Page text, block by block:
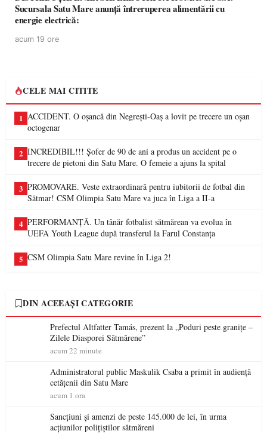
Sucursala Satu Mare anunţă întreruperea alimentării cu
energie electrică:
acum 19 ore
CELE MAI CITITE
1 ACCIDENT. O oșancă din Negrești-Oaș a lovit pe trecere un oșan
octogenar
2 INCREDIBIL!!! Șofer de 90 de ani a produs un accident pe o
trecere de pietoni din Satu Mare. O femeie a ajuns la spital
3 PROMOVARE. Veste extraordinară pentru iubitorii de fotbal din
Sătmar! CSM Olimpia Satu Mare va juca în Liga a II-a
4 PERFORMANȚĂ. Un tânăr fotbalist sătmărean va evolua în
UEFA Youth League după transferul la Farul Constanța
5 CSM Olimpia Satu Mare revine în Liga 2!
DIN ACEEAȘI CATEGORIE
Prefectul Altfatter Tamás, prezent la „Poduri peste granițe –
Zilele Diasporei Sătmărene”
acum 22 minute
Administratorul public Maskulik Csaba a primit în audiență
cetățenii din Satu Mare
acum 1 ora
Sancțiuni și amenzi de peste 145.000 de lei, în urma
acțiunilor polițiștilor sătmăreni